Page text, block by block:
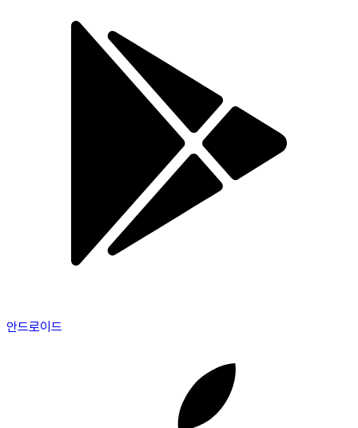
안드로이드